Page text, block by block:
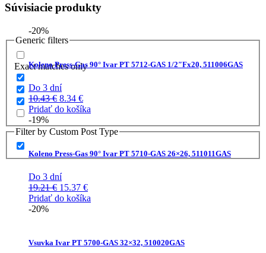
Generic filters
Exact matches only
Filter by Custom Post Type
Súvisiacie produkty
-20%
Koleno Press-Gas 90° Ivar PT 5712-GAS 1/2″Fx20, 511006GAS
Do 3 dní
10.43€ Pôvodná
cena
10.43 €.
8.34 €Aktuálna
cena
8.34 €.
Pridať do košíka
-19%
Koleno Press-Gas 90° Ivar PT 5710-GAS 26×26, 511011GAS
Do 3 dní
19.21€ Pôvodná
cena
15.37 €Aktuálna
cena
Pridať do košíka
-20%
Vsuvka Ivar PT 5700-GAS 32×32, 510020GAS